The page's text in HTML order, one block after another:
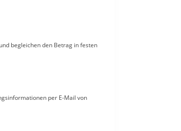
begleichen den Betrag in festen
per E-Mail von